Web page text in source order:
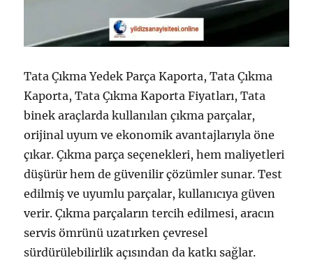
Tata Çıkma Yedek Parça Kaporta, Tata Çıkma
Kaporta, Tata Çıkma Kaporta Fiyatları, Tata
binek araçlarda kullanılan çıkma parçalar,
orijinal uyum ve ekonomik avantajlarıyla öne
çıkar. Çıkma parça seçenekleri, hem maliyetleri
düşürür hem de güvenilir çözümler sunar. Test
edilmiş ve uyumlu parçalar, kullanıcıya güven
verir. Çıkma parçaların tercih edilmesi, aracın
servis ömrünü uzatırken çevresel
sürdürülebilirlik açısından da katkı sağlar.